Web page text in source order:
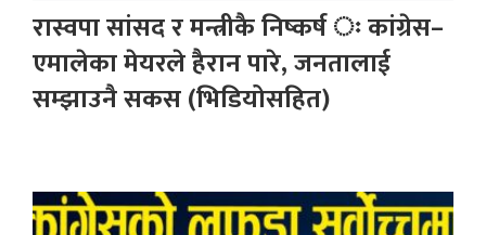
रास्वपा सांसद र मन्त्रीकै निष्कर्ष ः कांग्रेस–
एमालेका मेयरले हैरान पारे, जनतालाई
सम्झाउनै सकस (भिडियोसहित)